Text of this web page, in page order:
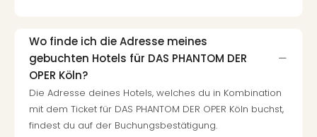
Wo finde ich die Adresse meines
gebuchten Hotels für DAS PHANTOM DER
OPER Köln?
Die Adresse deines Hotels, welches du in Kombination
mit dem Ticket für DAS PHANTOM DER OPER Köln buchst,
findest du auf der Buchungsbestätigung.